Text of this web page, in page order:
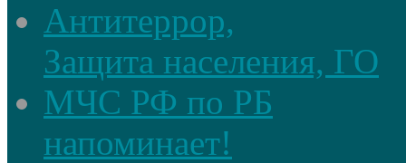
Антитеррор,
Защита населения, ГО
МЧС РФ по РБ
напоминает!